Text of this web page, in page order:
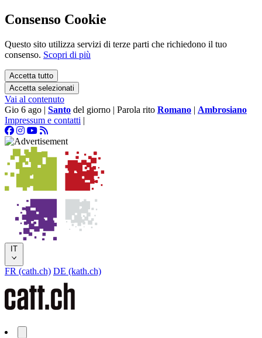
Consenso Cookie
Questo sito utilizza servizi di terze parti che richiedono il tuo
consenso. Scopri di più
Accetta tutto
Accetta selezionati
Vai al contenuto
Gio 6 ago | Santo del giorno | Parola rito Romano | Ambrosiano
Impressum e contatti |
IT
FR (cath.ch) DE (kath.ch)